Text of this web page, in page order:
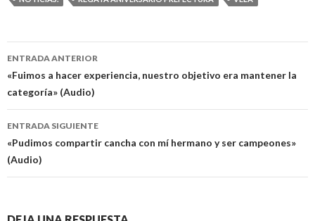
Navegación
de
entradas
ENTRADA ANTERIOR
«Fuimos a hacer experiencia, nuestro objetivo era mantener la
categoría» (Audio)
ENTRADA SIGUIENTE
«Pudimos compartir cancha con mí hermano y ser campeones»
(Audio)